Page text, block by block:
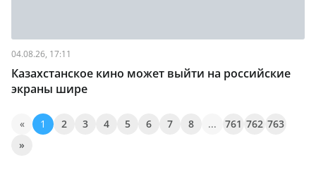
04.08.26, 17:11
Казахстанское кино может выйти на российские
экраны шире
« 1 2 3 4 5 6 7 8 ... 761 762 763
»